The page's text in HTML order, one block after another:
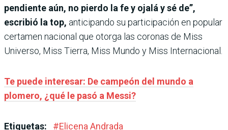
pendiente aún, no pierdo la fe y ojalá y sé de”,
escribió la top, anticipando su participación en popular
certamen nacional que otorga las coronas de Miss
Universo, Miss Tierra, Miss Mundo y Miss Internacional.
Te puede interesar: De campeón del mundo a
plomero, ¿qué le pasó a Messi?
Etiquetas: #Elicena Andrada